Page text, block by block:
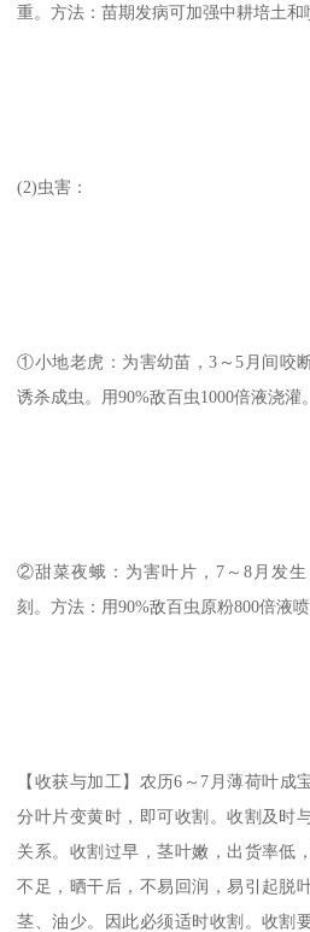
重。方法：苗期发病可加强中耕培土和
(2)虫害：
①小地老虎：为害幼苗，3～5月间咬
诱杀成虫。用90%敌百虫1000倍液浇灌。
②甜菜夜蛾：为害叶片，7～8月发
刻。方法：用90%敌百虫原粉800倍液喷
【收获与加工】农历6～7月薄荷叶成
分叶片变黄时，即可收割。收割及时
关系。收割过早，茎叶嫩，出货率低
不足，晒干后，不易回润，易引起脱
茎、油少。因此必须适时收割。收割